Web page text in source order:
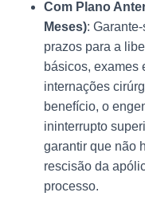
Com Plano
Meses):
prazos para a
básicos, exames
internações
benefício, o
ininterrupto
garantir que não
rescisão da
processo.